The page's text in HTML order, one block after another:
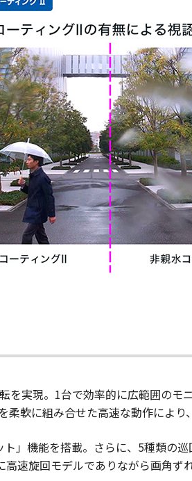
を実現。1台で効率的に広範囲の
軟に組み合せた高速な動作により
」機能を搭載。さらに、5種類の
速旋回モデルでありながら画角